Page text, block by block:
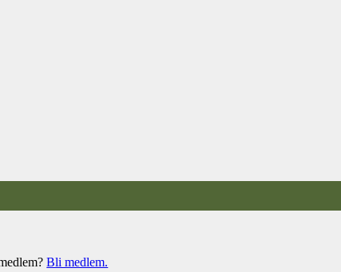
Bli medlem.